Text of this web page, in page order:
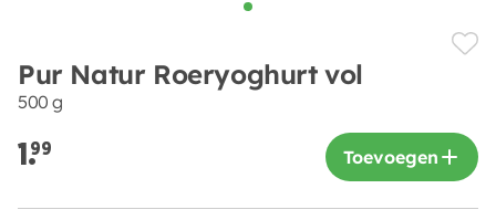
Pur Natur Roeryoghurt vol
500 g
1.99 Toevoegen